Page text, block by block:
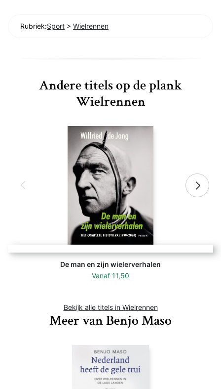
Rubriek:Sport > Wielrennen
Andere titels op de plank
Wielrennen
De man en zijn wielerverhalen
Vanaf 11,50
Bekijk alle titels in Wielrennen
Meer van Benjo Maso